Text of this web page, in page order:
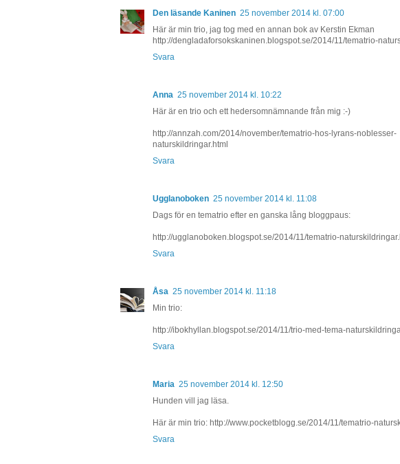
Den läsande Kaninen 25 november 2014 kl. 07:00
Här är min trio, jag tog med en annan bok av Kerstin Ekman
http://dengladaforsokskaninen.blogspot.se/2014/11/tematrio-
Svara
Anna 25 november 2014 kl. 10:22
Här är en trio och ett hedersomnämnande från mig :-)
http://annzah.com/2014/november/tematrio-hos-lyrans-noblesser-
naturskildringar.html
Svara
Ugglanoboken 25 november 2014 kl. 11:08
Dags för en tematrio efter en ganska lång bloggpaus:
http://ugglanoboken.blogspot.se/2014/11/tematrio-
Svara
Åsa 25 november 2014 kl. 11:18
Min trio:
http://ibokhyllan.blogspot.se/2014/11/trio-med-tema-
Svara
Maria 25 november 2014 kl. 12:50
Hunden vill jag läsa.
Här är min trio: http://www.pocketblogg.se/2014/11/tematrio-
Svara